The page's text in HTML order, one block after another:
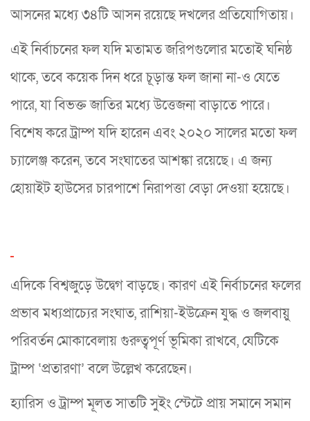
আসনের মধ্যে ৩৪টি আসন রয়েছে দখলের প্রতিযোগিতায়।
এই নির্বাচনের ফল যদি মতামত জরিপগুলোর মতোই ঘনিষ্ঠ
থাকে, তবে কয়েক দিন ধরে চূড়ান্ত ফল জানা না-ও যেতে
পারে, যা বিভক্ত জাতির মধ্যে উত্তেজনা বাড়াতে পারে।
বিশেষ করে ট্রাম্প যদি হারেন এবং ২০২০ সালের মতো ফল
চ্যালেঞ্জ করেন, তবে সংঘাতের আশঙ্কা রয়েছে। এ জন্য
হোয়াইট হাউসের চারপাশে নিরাপত্তা বেড়া দেওয়া হয়েছে।
এদিকে বিশ্বজুড়ে উদ্বেগ বাড়ছে। কারণ এই নির্বাচনের ফলের
প্রভাব মধ্যপ্রাচ্যের সংঘাত, রাশিয়া-ইউক্রেন যুদ্ধ ও জলবায়ু
পরিবর্তন মোকাবেলায় গুরুত্বপূর্ণ ভূমিকা রাখবে, যেটিকে
ট্রাম্প ‘প্রতারণা’ বলে উল্লেখ করেছেন।
হ্যারিস ও ট্রাম্প মূলত সাতটি সুইং স্টেটে প্রায় সমানে সমান